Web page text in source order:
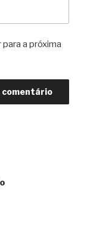
a próxima